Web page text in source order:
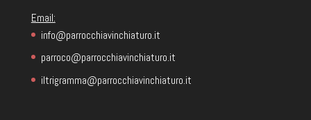
Email:
info@parrocchiavinchiaturo.it
parroco@parrocchiavinchiaturo.it
iltrigramma@parrocchiavinchiaturo.it